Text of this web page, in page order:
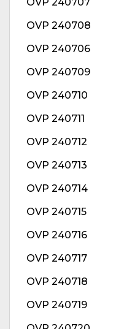
OVP 240708
OVP 240706
OVP 240709
OVP 240710
OVP 240711
OVP 240712
OVP 240713
OVP 240714
OVP 240715
OVP 240716
OVP 240717
OVP 240718
OVP 240719